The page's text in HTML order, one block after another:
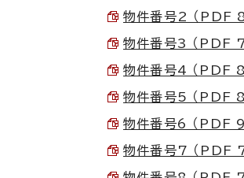
物件番号2 （PDF
物件番号3 （PDF
物件番号4 （PDF
物件番号5 （PDF
物件番号6 （PDF
物件番号7 （PDF